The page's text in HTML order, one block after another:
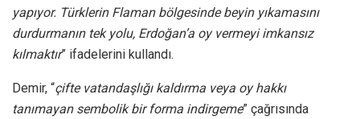
yapıyor. Türklerin Flaman bölgesinde beyin yıkamasını
durdurmanın tek yolu, Erdoğan’a oy vermeyi imkansız
kılmaktır” ifadelerini kullandı.
Demir, “çifte vatandaşlığı kaldırma veya oy hakkı
tanımayan sembolik bir forma indirgeme” çağrısında